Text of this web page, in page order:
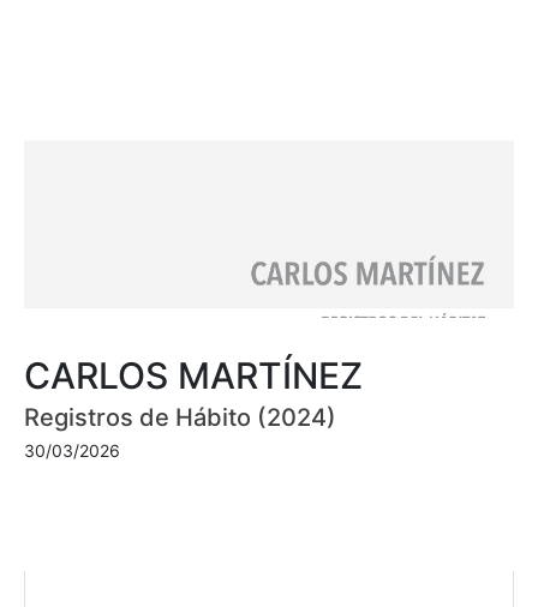
CARLOS MARTÍNEZ
Registros de Hábito (2024)
30/03/2026